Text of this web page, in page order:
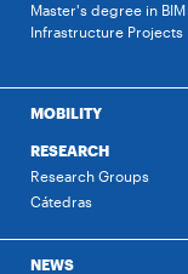
Master's degree in
Infrastructure Projects
MOBILITY
RESEARCH
Research Groups
Cátedras
NEWS